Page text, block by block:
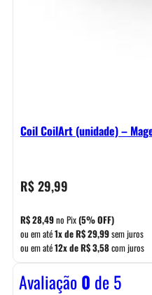
Coil CoilArt (unidade) –
R$29,99
R$28,49no Pix(5% OFF)
ou em até1x deR$29,99sem juros
ou em até12x deR$3,58com juros
Avaliação0 de 5